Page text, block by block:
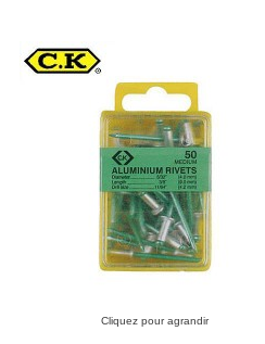
Cliquez pour agrandir